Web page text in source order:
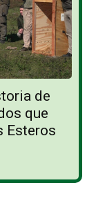
de
que
Esteros